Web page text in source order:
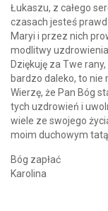
Łukaszu, z całego
czasach jesteś
Maryi i przez nich
modlitwy
Dziękuję za Twe
bardzo daleko, to nie
Wierzę, że Pan Bóg
tych uzdrowień i
wiele ze swojego
moim duchowym
Bóg zapłać
Karolina